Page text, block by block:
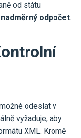
od státu
nadměrný odpočet.
odeslat v
vyžaduje, aby
XML. Kromě